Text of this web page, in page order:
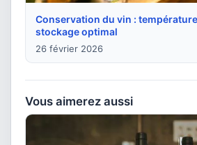
Conservation du vin :
stockage optimal
26 février 2026
Vous aimerez aussi